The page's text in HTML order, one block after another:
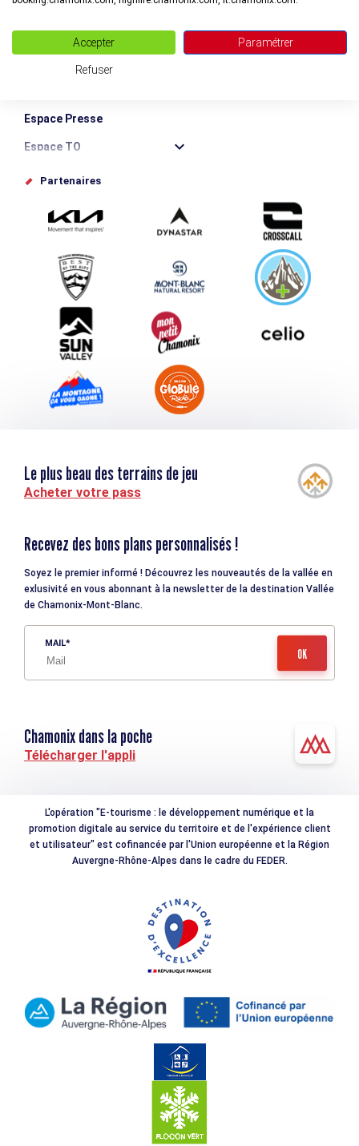
Blog Vallée de Chamonix
Boutique en ligne
Bureau des congrès
Espace Presse
Espace TO
Offices de tourisme
Proposez votre évènement
Service groupes et séminaires
Téléchargements
Tourisme et handicap
Partenaires
Le plus beau des terrains de jeu
Acheter votre pass
Recevez des bons plans personnalisés !
Soyez le premier informé ! Découvrez les nouveautés de la vallée en
exlusivité en vous abonnant à la newsletter de la destination Vallée
de Chamonix-Mont-Blanc.
MAIL
Chamonix dans la poche
Télécharger l'appli
L'opération "E-tourisme : le développement numérique et la
promotion digitale au service du territoire et de l'expérience client
et utilisateur" est cofinancée par l'Union européenne et la Région
Auvergne-Rhône-Alpes dans le cadre du FEDER.
Accepter Paramétrer
Refuser